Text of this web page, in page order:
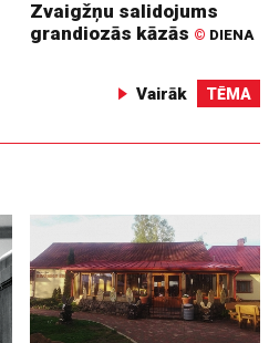
Zvaigžņu salidojums
grandiozās kāzās © DIENA
Vairāk TĒMA